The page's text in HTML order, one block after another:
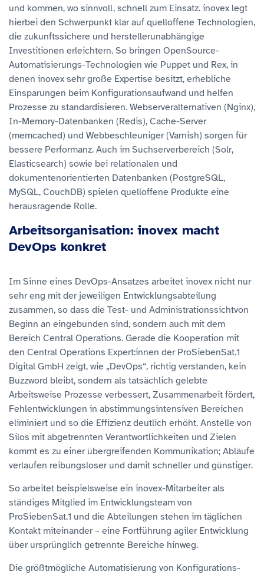
und kommen, wo sinnvoll, schnell zum Einsatz. inovex legt
hierbei den Schwerpunkt klar auf quelloffene Technologien,
die zukunftssichere und herstellerunabhängige
Investitionen erleichtern. So bringen OpenSource-
Automatisierungs-Technologien wie Puppet und Rex, in
denen inovex sehr große Expertise besitzt, erhebliche
Einsparungen beim Konfigurationsaufwand und helfen
Prozesse zu standardisieren. Webserveralternativen (Nginx),
In-Memory-Datenbanken (Redis), Cache-Server
(memcached) und Webbeschleuniger (Varnish) sorgen für
bessere Performanz. Auch im Suchserverbereich (Solr,
Elasticsearch) sowie bei relationalen und
dokumentenorientierten Datenbanken (PostgreSQL,
MySQL, CouchDB) spielen quelloffene Produkte eine
herausragende Rolle.
Arbeitsorganisation: inovex macht
DevOps konkret
Im Sinne eines DevOps-Ansatzes arbeitet inovex nicht nur
sehr eng mit der jeweiligen Entwicklungsabteilung
zusammen, so dass die Test- und Administrationssichtvon
Beginn an eingebunden sind, sondern auch mit dem
Bereich Central Operations. Gerade die Kooperation mit
den Central Operations Expert:innen der ProSiebenSat.1
Digital GmbH zeigt, wie „DevOps“, richtig verstanden, kein
Buzzword bleibt, sondern als tatsächlich gelebte
Arbeitsweise Prozesse verbessert, Zusammenarbeit fördert,
Fehlentwicklungen in abstimmungsintensiven Bereichen
eliminiert und so die Effizienz deutlich erhöht. Anstelle von
Silos mit abgetrennten Verantwortlichkeiten und Zielen
kommt es zu einer übergreifenden Kommunikation; Abläufe
verlaufen reibungsloser und damit schneller und günstiger.
So arbeitet beispielsweise ein inovex-Mitarbeiter als
ständiges Mitglied im Entwicklungsteam von
ProSiebenSat.1 und die Abteilungen stehen im täglichen
Kontakt miteinander – eine Fortführung agiler Entwicklung
über ursprünglich getrennte Bereiche hinweg.
Die größtmögliche Automatisierung von Konfigurations-